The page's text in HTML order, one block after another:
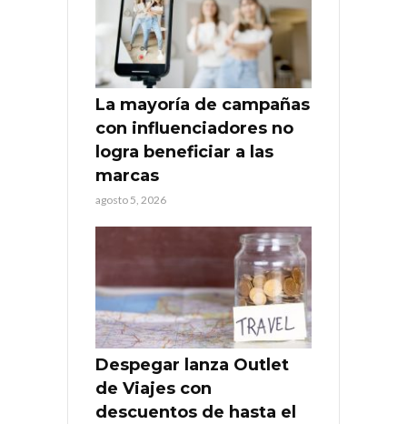
La mayoría de campañas
con influenciadores no
logra beneficiar a las
marcas
agosto 5, 2026
Despegar lanza Outlet
de Viajes con
descuentos de hasta el